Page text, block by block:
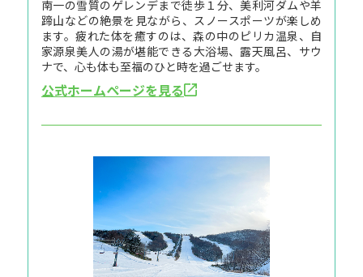
南一の雪質のゲレンデまで徒歩１分、美利河ダムや羊
蹄山などの絶景を見ながら、スノースポーツが楽しめ
ます。疲れた体を癒すのは、森の中のピリカ温泉、自
家源泉美人の湯が堪能できる大浴場、露天風呂、サウ
ナで、心も体も至福のひと時を過ごせます。
公式ホームページを見る